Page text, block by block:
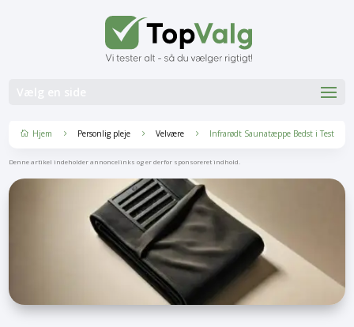
 Hjem 5 Personlig pleje 5 Velvære 5 Infrarødt Saunatæppe Bedst i Test
Denne artikel indeholder annoncelinks og er derfor sponsoreret indhold.